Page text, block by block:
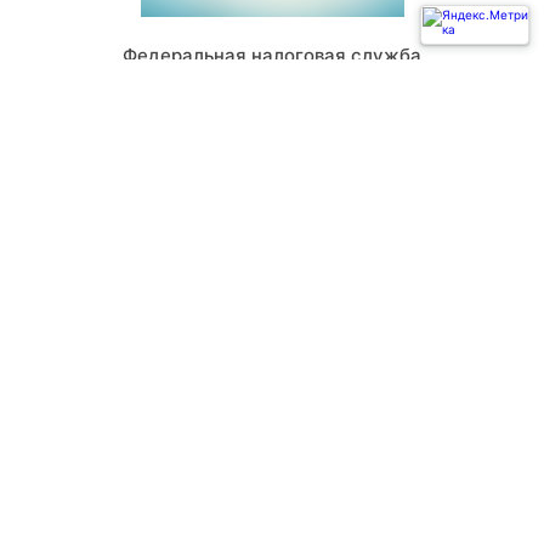
Федеральная налоговая служба